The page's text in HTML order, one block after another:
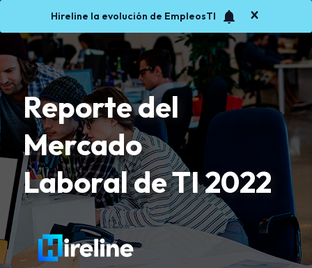
Hireline la evolución de EmpleosTI notifications
Reporte del
Mercado
Laboral de TI 2022